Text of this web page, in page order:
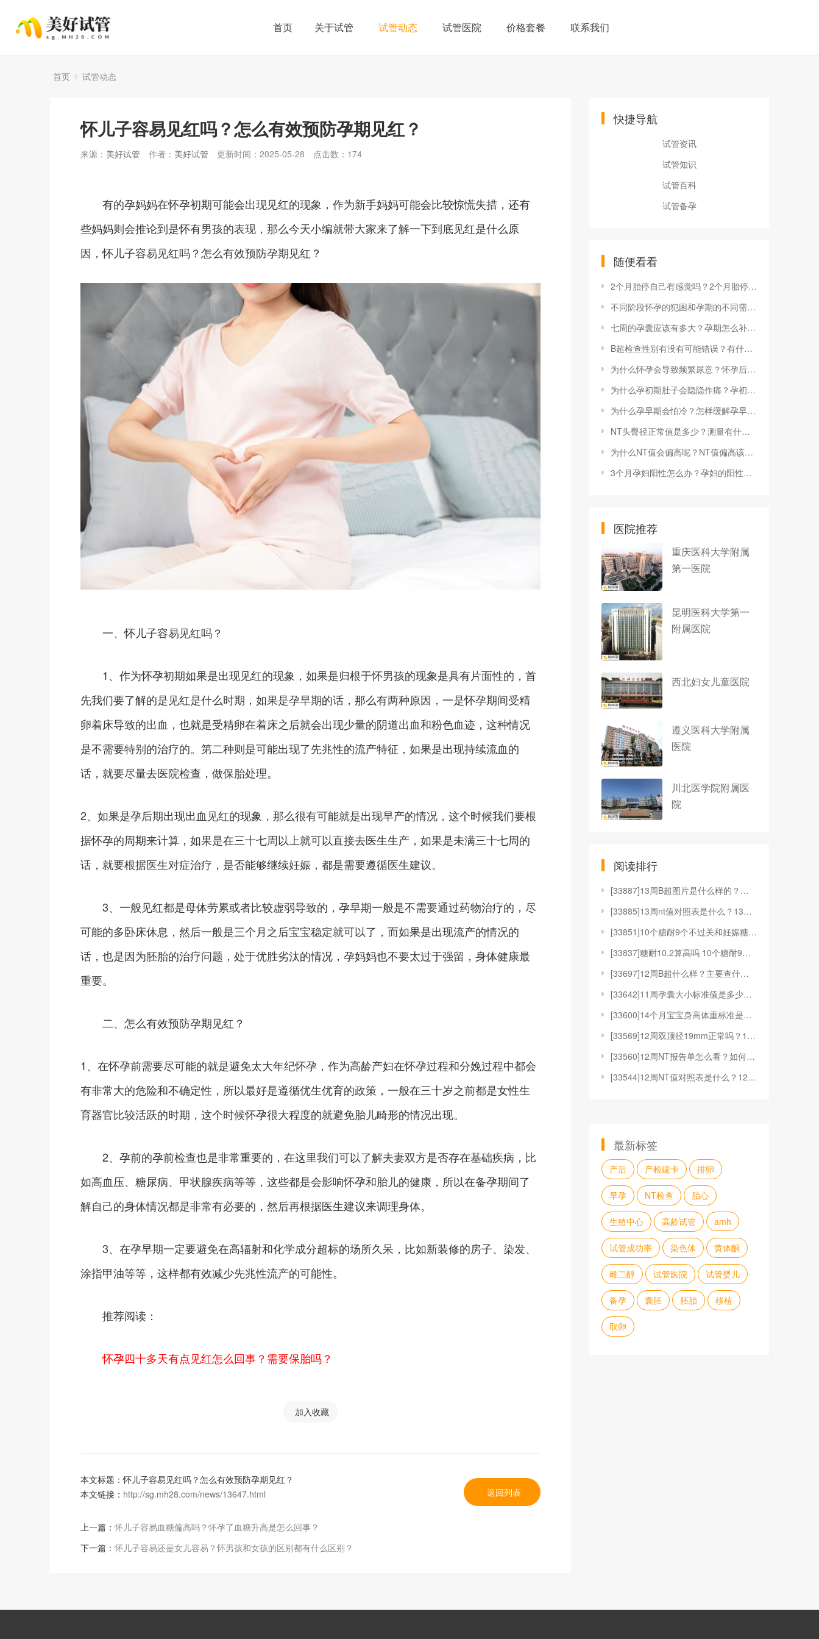
首页 关于试管 试管动态 试管医院 价格套餐 联系我们
首页 试管动态
怀儿子容易见红吗？怎么有效预防孕期见红？
来源： 美好试管 作者： 美好试管 更新时间：2025-05-28 点击数： 174
有的孕妈妈在怀孕初期可能会出现见红的现象，作为新手妈妈可能会比较惊慌失措，还有
些妈妈则会推论到是怀有男孩的表现，那么今天小编就带大家来了解一下到底见红是什么原
因，怀儿子容易见红吗？怎么有效预防孕期见红？
一、怀儿子容易见红吗？
1、作为怀孕初期如果是出现见红的现象，如果是归根于怀男孩的现象是具有片面性的，首
先我们要了解的是见红是什么时期，如果是孕早期的话，那么有两种原因，一是怀孕期间受精
卵着床导致的出血，也就是受精卵在着床之后就会出现少量的阴道出血和粉色血迹，这种情况
是不需要特别的治疗的。第二种则是可能出现了先兆性的流产特征，如果是出现持续流血的
话，就要尽量去医院检查，做保胎处理。
2、如果是孕后期出现出血见红的现象，那么很有可能就是出现早产的情况，这个时候我们要根
据怀孕的周期来计算，如果是在三十七周以上就可以直接去医生生产，如果是未满三十七周的
话，就要根据医生对症治疗，是否能够继续妊娠，都是需要遵循医生建议。
3、一般见红都是母体劳累或者比较虚弱导致的，孕早期一般是不需要通过药物治疗的，尽
可能的多卧床休息，然后一般是三个月之后宝宝稳定就可以了，而如果是出现流产的情况的
话，也是因为胚胎的治疗问题，处于优胜劣汰的情况，孕妈妈也不要太过于强留，身体健康最
重要。
二、怎么有效预防孕期见红？
1、在怀孕前需要尽可能的就是避免太大年纪怀孕，作为高龄产妇在怀孕过程和分娩过程中都会
有非常大的危险和不确定性，所以最好是遵循优生优育的政策，一般在三十岁之前都是女性生
育器官比较活跃的时期，这个时候怀孕很大程度的就避免胎儿畸形的情况出现。
2、孕前的孕前检查也是非常重要的，在这里我们可以了解夫妻双方是否存在基础疾病，比
如高血压、糖尿病、甲状腺疾病等等，这些都是会影响怀孕和胎儿的健康，所以在备孕期间了
解自己的身体情况都是非常有必要的，然后再根据医生建议来调理身体。
3、在孕早期一定要避免在高辐射和化学成分超标的场所久呆，比如新装修的房子、染发、
涂指甲油等等，这样都有效减少先兆性流产的可能性。
推荐阅读：
怀孕四十多天有点见红怎么回事？需要保胎吗？
加入收藏
本文标题：怀儿子容易见红吗？怎么有效预防孕期见红？
本文链接： http://sg.mh28.com/news/13647.html
上一篇：怀儿子容易血糖偏高吗？怀孕了血糖升高是怎么回事？
下一篇：怀儿子容易还是女儿容易？怀男孩和女孩的区别都有什么区别？
返回列表
快捷导航
试管资讯
试管知识
试管百科
试管备孕
随便看看
2个月胎停自己有感觉吗？2个月胎停怎么办？
不同阶段怀孕的犯困和孕期的不同需要注意些什么？怀孕后期需要注意些什么？
七周的孕囊应该有多大？孕期怎么补充营养？
B超检查性别有没有可能错误？有什么方法能预测？
为什么怀孕会导致频繁尿意？怀孕后尿频要如何应对？
为什么孕初期肚子会隐隐作痛？孕初期肚子痛怎么办？
为什么孕早期会怕冷？怎样缓解孕早期怕冷的症状？
NT头臀径正常值是多少？测量有什么意义？
为什么NT值会偏高呢？NT值偏高该怎么办？
3个月孕妇阳性怎么办？孕妇的阳性体征有哪些？
医院推荐
重庆医科大学附属
第一医院
昆明医科大学第一
附属医院
西北妇女儿童医院
遵义医科大学附属
医院
川北医学院附属医
院
阅读排行
[33887]13周B超图片是什么样的？有什么用？
[33885]13周nt值对照表是什么？13周nt值对
[33851]10个糖耐9个不过关和妊娠糖尿病有何关系
[33837]糖耐10.2算高吗 10个糖耐9个不过关
[33697]12周B超什么样？主要查什么？
[33642]11周孕囊大小标准值是多少？11周孕囊是
[33600]14个月宝宝身高体重标准是多少？要注意什
[33569]12周双顶径19mm正常吗？12周双顶径
[33560]12周NT报告单怎么看？如何应对12周N
[33544]12周NT值对照表是什么？12周NT值对
最新标签
产后 产检建卡 排卵
早孕 NT检查 胎心
生殖中心 高龄试管 amh
试管成功率 染色体 黄体酮
雌二醇 试管医院 试管婴儿
备孕 囊胚 胚胎 移植
取卵